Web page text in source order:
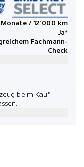
Monate / 12'000 km
Ja*
Fachmann-
Check
beim Kauf-